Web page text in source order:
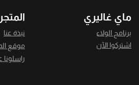
ماي غاليري
برنامج الولاء
اشتركوا الآن
المتجر
نبذة عنا
موقع
راسلونا